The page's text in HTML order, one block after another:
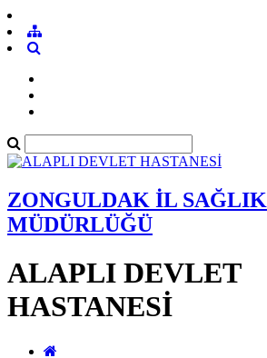
ZONGULDAK İL SAĞLIK
MÜDÜRLÜĞÜ
ALAPLI DEVLET
HASTANESİ